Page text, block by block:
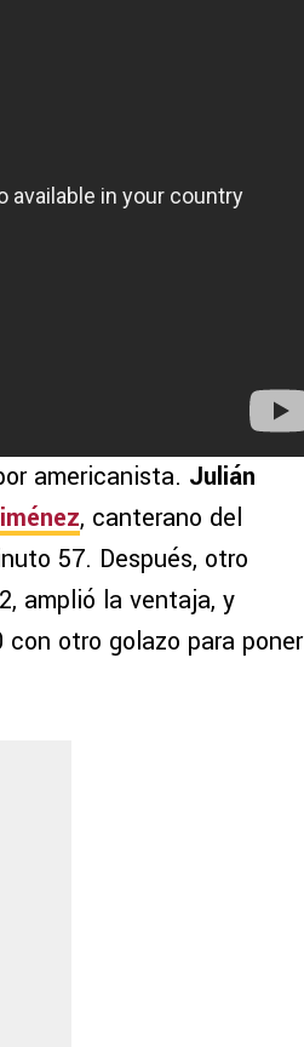
americanista. Julián
, canterano del
57. Después, otro
amplió la ventaja, y
otro golazo para poner